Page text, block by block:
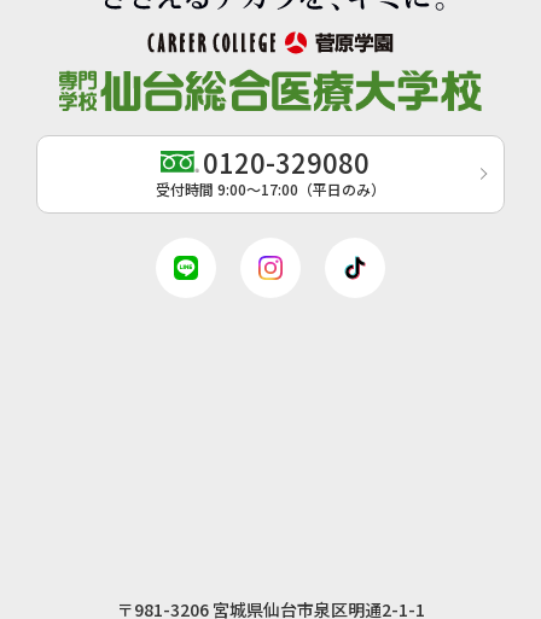
0120-329080
受付時間 9:00〜17:00（平日のみ）
〒981-3206 宮城県仙台市泉区明通2-1-1